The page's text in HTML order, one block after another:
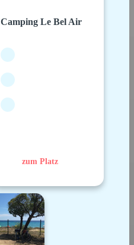
Camping Le Bel Air
zum Platz